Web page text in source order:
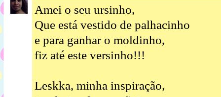
Amei o seu ursinho,
Que está vestido de palhacinho
e para ganhar o moldinho,
fiz até este versinho!!!
Leskka, minha inspiração,